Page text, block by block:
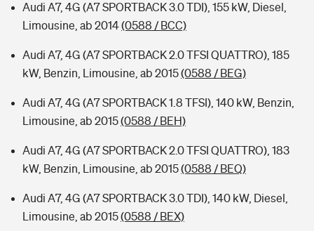
Audi A7, 4G (A7 SPORTBACK 3.0 TDI), 155 kW, Diesel,
Limousine, ab 2014(0588 / BCC)
Audi A7, 4G (A7 SPORTBACK 2.0 TFSI QUATTRO), 185
kW, Benzin, Limousine, ab 2015(0588 / BEG)
Audi A7, 4G (A7 SPORTBACK 1.8 TFSI), 140 kW, Benzin,
Limousine, ab 2015(0588 / BEH)
Audi A7, 4G (A7 SPORTBACK 2.0 TFSI QUATTRO), 183
kW, Benzin, Limousine, ab 2015(0588 / BEQ)
Audi A7, 4G (A7 SPORTBACK 3.0 TDI), 140 kW, Diesel,
Limousine, ab 2015(0588 / BEX)